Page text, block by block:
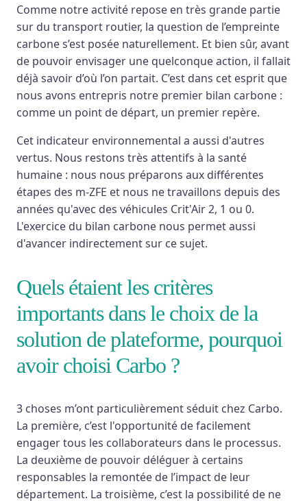
Comme notre activité repose en très grande partie
sur du transport routier, la question de l’empreinte
carbone s’est posée naturellement. Et bien sûr, avant
de pouvoir envisager une quelconque action, il fallait
déjà savoir d’où l’on partait. C’est dans cet esprit que
nous avons entrepris notre premier bilan carbone :
comme un point de départ, un premier repère.
Cet indicateur environnemental a aussi d'autres
vertus. Nous restons très attentifs à la santé
humaine : nous nous préparons aux différentes
étapes des m-ZFE et nous ne travaillons depuis des
années qu'avec des véhicules Crit'Air 2, 1 ou 0.
L'exercice du bilan carbone nous permet aussi
d'avancer indirectement sur ce sujet.
Quels étaient les critères
importants dans le choix de la
solution de plateforme, pourquoi
avoir choisi Carbo ?
3 choses m’ont particulièrement séduit chez Carbo.
La première, c’est l'opportunité de facilement
engager tous les collaborateurs dans le processus.
La deuxième de pouvoir déléguer à certains
responsables la remontée de l’impact de leur
département. La troisième, c’est la possibilité de ne